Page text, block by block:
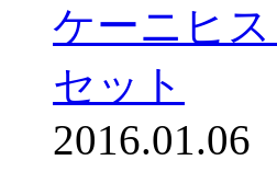
ケーニヒ
セット
2016.01.06